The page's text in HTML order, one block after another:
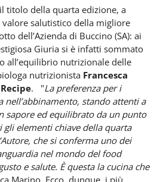
titolo della quarta edizione, a
valore salutistico della migliore
dell’Azienda di Buccino (SA): ai
Giuria si è infatti sommato
all’equilibrio nutrizionale delle
nutrizionista Francesca
. "La preferenza per i
stando attenti a
sapore ed equilibrato da un punto
elementi chiave della quarta
che si conferma uno dei
nel mondo del food
e salute. È questa la cucina che
Marino. Ecco, dunque, i più